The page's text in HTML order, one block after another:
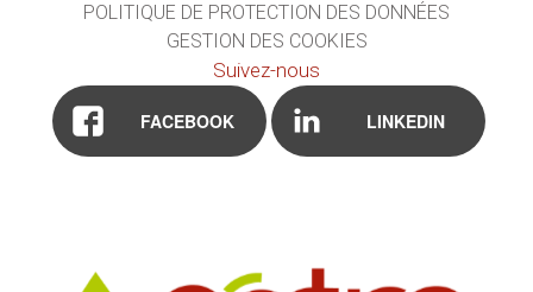
POLITIQUE DE PROTECTION DES DONNÉES
GESTION DES COOKIES
Suivez-nous
FACEBOOK LINKEDIN